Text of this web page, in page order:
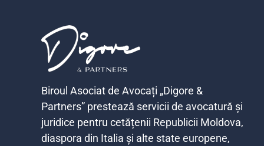
Biroul Asociat de Avocați „Digore &
Partners” prestează servicii de avocatură și
juridice pentru cetățenii Republicii Moldova,
diaspora din Italia și alte state europene,